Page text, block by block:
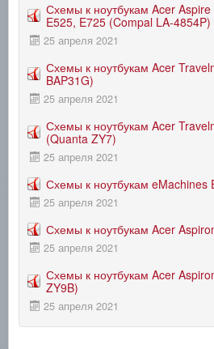
Схемы к ноутбукам Acer
E525, E725 (Compal LA-4854P)
25 апреля 2021
Схемы к ноутбукам Acer
BAP31G)
25 апреля 2021
Схемы к ноутбукам Acer
(Quanta ZY7)
25 апреля 2021
Схемы к ноутбукам eMachines
25 апреля 2021
Схемы к ноутбукам Acer
25 апреля 2021
Схемы к ноутбукам Acer
ZY9B)
25 апреля 2021